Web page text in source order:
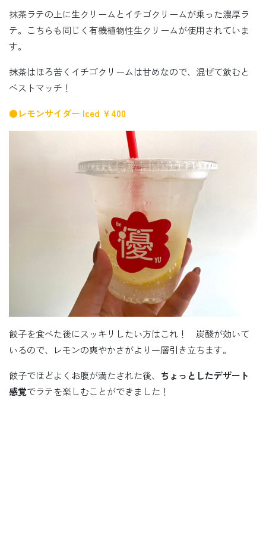
抹茶ラテの上に生クリームとイチゴクリームが乗った濃厚ラ
テ。こちらも同じく有機植物性生クリームが使用されていま
す。
抹茶はほろ苦くイチゴクリームは甘めなので、混ぜて飲むと
ベストマッチ！
●レモンサイダー Iced ￥400
餃子を食べた後にスッキリしたい方はこれ！ 炭酸が効いて
いるので、レモンの爽やかさがより一層引き立ちます。
餃子でほどよくお腹が満たされた後、 ちょっとしたデザート
感覚でラテを楽しむことができました！